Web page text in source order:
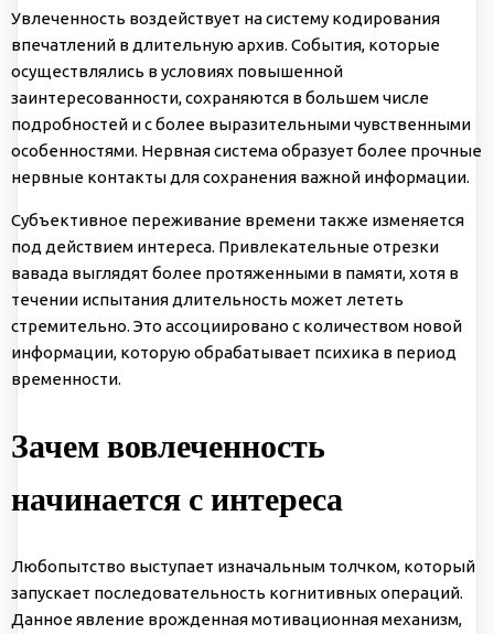
Увлеченность воздействует на систему кодирования
впечатлений в длительную архив. События, которые
осуществлялись в условиях повышенной
заинтересованности, сохраняются в большем числе
подробностей и с более выразительными чувственными
особенностями. Нервная система образует более прочные
нервные контакты для сохранения важной информации.
Субъективное переживание времени также изменяется
под действием интереса. Привлекательные отрезки
вавада выглядят более протяженными в памяти, хотя в
течении испытания длительность может лететь
стремительно. Это ассоциировано с количеством новой
информации, которую обрабатывает психика в период
временности.
Зачем вовлеченность
начинается с интереса
Любопытство выступает изначальным толчком, который
запускает последовательность когнитивных операций.
Данное явление врожденная мотивационная механизм,